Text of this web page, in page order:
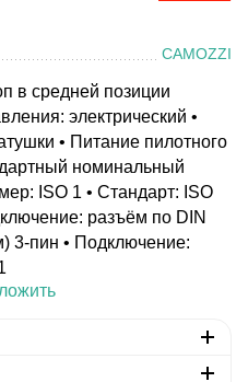
CAMOZZI
в средней позиции
электрический •
• Питание пилотного
номинальный
ISO 1 • Стандарт: ISO
разъём по DIN
3-пин • Подключение: